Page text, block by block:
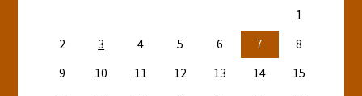
1
2
3 4 5 6 7
8
9
10 11 12 13 14
15